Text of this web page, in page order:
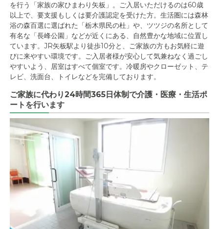
を行う「家族の家ひまわり矢板」。ご入居いただけるのは60歳
以上で、要支援もしくは要介護認定を受けた方。生活圏には森林
浴の森百選に選ばれた「栃木県民の杜」や、ツツジの名所として
有名な「長峰公園」などが近くにある、自然豊かな地域に位置し
ています。JR矢板駅より徒歩10分と、ご家族の方もお気軽に遊
びに来やすい環境です。ご入居者様が安心して気兼ねなく過ごし
やすいよう、居室はすべて個室です。冷暖房やクローゼット、テ
レビ、洗面台、トイレなどを完備しております。
ご家族に代わり24時間365日体制で介護・医療・生活ポ
ートを行います